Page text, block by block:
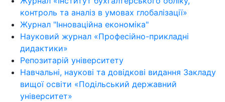
контроль та аналіз в умовах глобалізації»
Журнал "Інноваційна економіка"
Науковий журнал «Професійно-прикладні
дидактики»
Репозитарій університету
Навчальні, наукові та довідкові видання Закладу
вищої освіти «Подільський державний
університет»